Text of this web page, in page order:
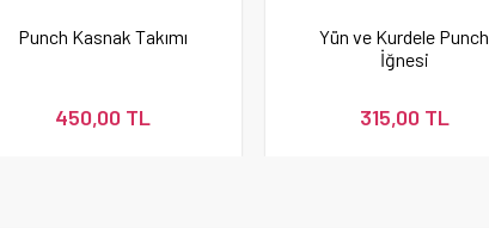
Punch Kasnak Takımı
450,00 TL
Yün ve Kurdele Punch
İğnesi
315,00 TL